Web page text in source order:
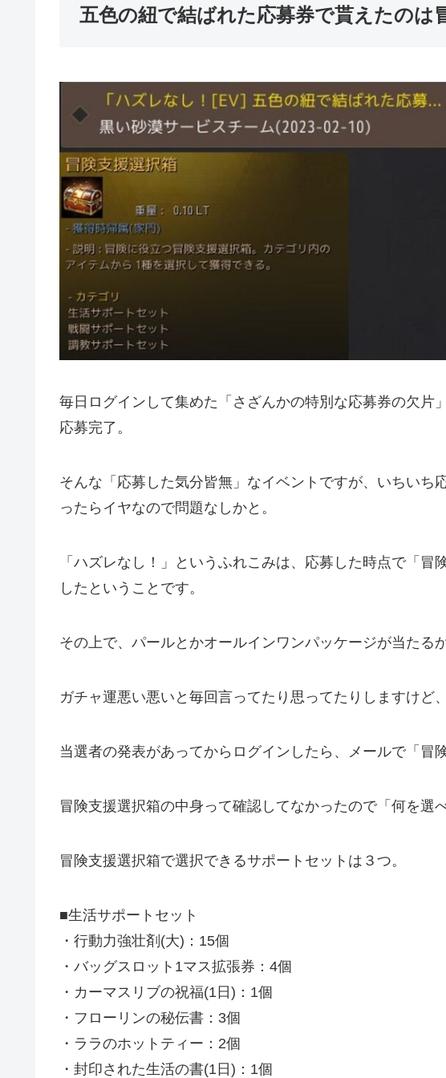
五色の紐で結ばれた応募券で貰えたのは
毎日ログインして集めた「さざんかの特別な応募券の欠片
応募完了。
そんな「応募した気分皆無」なイベントですが、いちいち
ったらイヤなので問題なしかと。
「ハズレなし！」というふれこみは、応募した時点で「冒
したということです。
その上で、パールとかオールインワンパッケージが当たる
ガチャ運悪い悪いと毎回言ってたり思ってたりしますけど
当選者の発表があってからログインしたら、メールで「冒
冒険支援選択箱の中身って確認してなかったので「何を選
冒険支援選択箱で選択できるサポートセットは３つ。
■生活サポートセット
・行動力強壮剤(大)：15個
・バッグスロット1マス拡張券：4個
・カーマスリブの祝福(1日)：1個
・フローリンの秘伝書：3個
・ララのホットティー：2個
・封印された生活の書(1日)：1個